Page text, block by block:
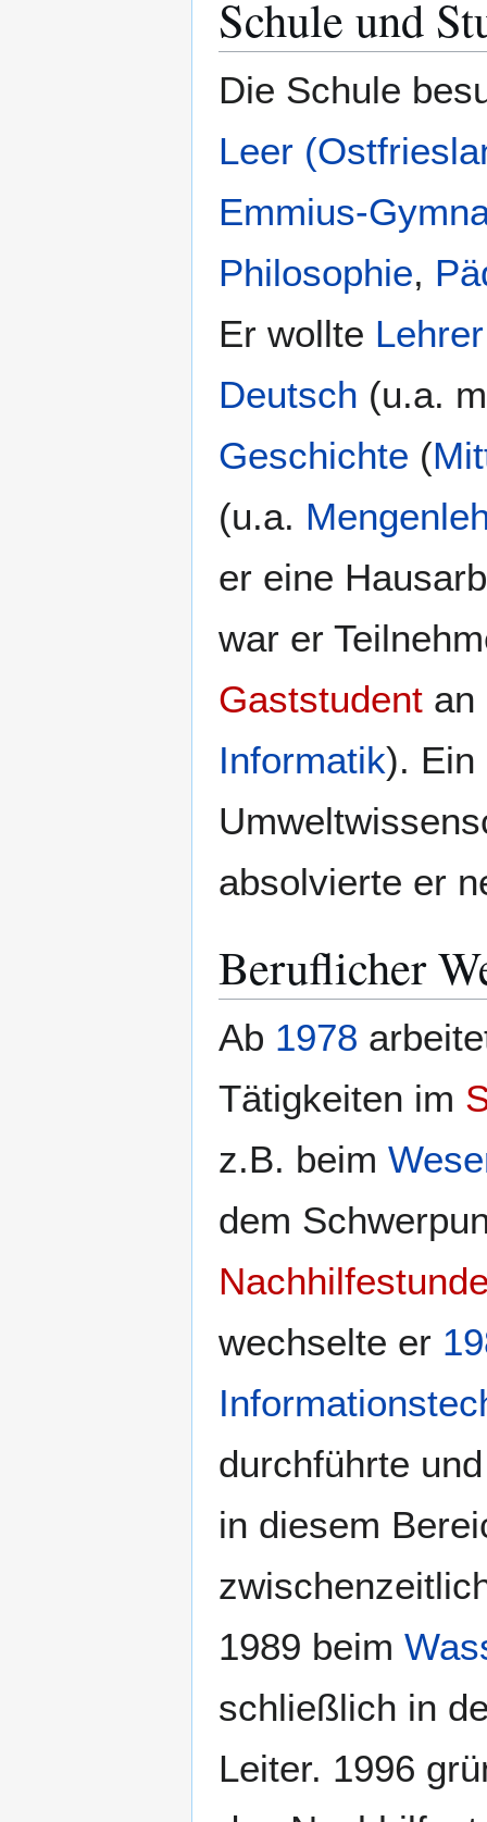
Schule und
Die Schule
Leer
Emmius-
Philosophie,
Er wollte Lehrer
Deutsch (u.a.
Geschichte (
(u.a.
er eine
war er
Gaststudent
Informatik). Ein
absolvierte er
Beruflicher
Ab 1978
Tätigkeiten im
z.B. beim
dem
wechselte er
durchführte
in diesem
1989 beim
schließlich in
Leiter. 1996